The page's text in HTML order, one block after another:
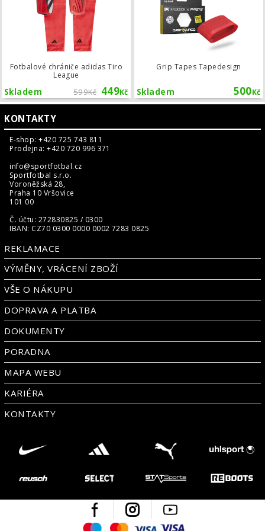
Fotbalové chrániče adidas Tiro
League
599Kč 449Kč
Skladem
Grip Tapes Tapedesign
500Kč
Skladem
KONTAKTY
E-shop: +420 725 743 811
Prodejna: +420 720 996 371
info@sportfotbal.cz
Sportfotbal s.r.o.
Voroněžská 28,
Praha 10 Vršovice
101 00
Č. účtu: 272830825 / 0300
IBAN: CZ70 0300 0000 0002 7283 0825
REKLAMACE
VÝMĚNY, VRÁCENÍ ZBOŽÍ
VŠE O NÁKUPU
DOPRAVA A PLATBA
DOKUMENTY
PORADNA
MAPA WEBU
KARIÉRA
KONTAKTY
Facebook Instagram
MaestroMastercard
Visa